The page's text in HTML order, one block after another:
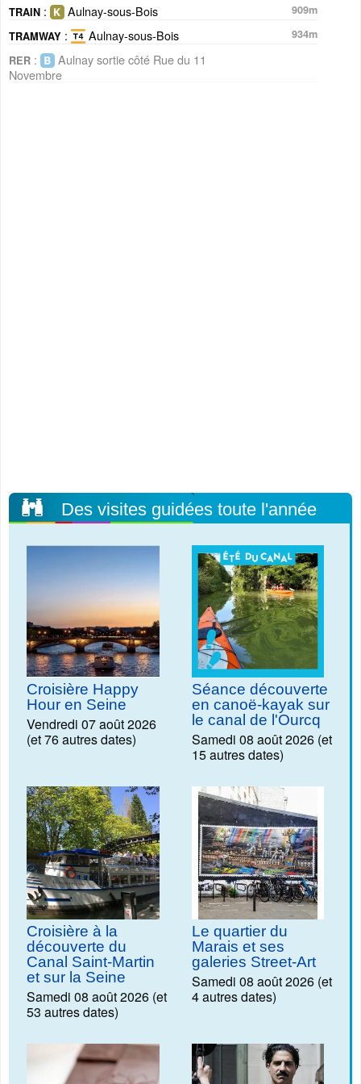
TRAIN : Aulnay-sous-Bois
909m
TRAMWAY : Aulnay-sous-Bois
934m
RER :
Aulnay sortie côté Rue du 11
Novembre
Des visites guidées toute l'année
Croisière Happy
Hour en Seine
Vendredi 07 août 2026
(et 76 autres dates)
Séance découverte
en canoë-kayak sur
le canal de l'Ourcq
Samedi 08 août 2026 (et
15 autres dates)
Croisière à la
découverte du
Canal Saint-Martin
et sur la Seine
Samedi 08 août 2026 (et
53 autres dates)
Le quartier du
Marais et ses
galeries Street-Art
Samedi 08 août 2026 (et
4 autres dates)